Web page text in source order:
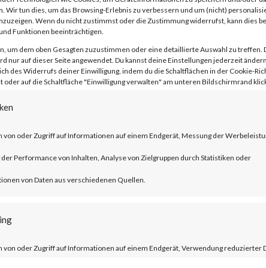
Wir tun dies, um das Browsing-Erlebnis zu verbessern und um (nicht)
Wenn du nicht zustimmst oder die Zustimmung widerrufst, kann dies
Funktionen beeinträchtigen.
um dem oben Gesagten zuzustimmen oder eine detaillierte Auswahl zu treffen.
nur auf dieser Seite angewendet. Du kannst deine Einstellungen jederzeit
des Widerrufs deiner Einwilligung, indem du die Schaltflächen in der Cookie-
oder auf die Schaltfläche "Einwilligung verwalten" am unteren Bildschirmrand
von oder Zugriff auf Informationen auf einem Endgerät, Messung der
Performance von Inhalten, Analyse von Zielgruppen durch Statistiken oder
von Daten aus verschiedenen Quellen.
von oder Zugriff auf Informationen auf einem Endgerät, Verwendung reduzierter
by Citrix, CVE-2023-3519 is an
execution vulnerability that affects the
and NetScaler Gateway products.
must be configured as a gateway or
and auditing (AAA) virtual server.
managed servers are already mitigated